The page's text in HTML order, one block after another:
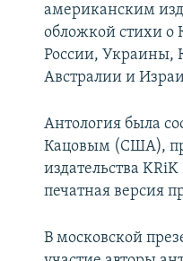
американским
обложкой стихи о
России,
Австралии и
Антология была
Кацовым (США),
издательства
печатная версия
В московской